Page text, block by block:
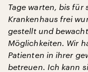
Tage warten, bis für
Krankenhaus frei
gestellt und
Möglichkeiten. Wir
Patienten in ihrer
betreuen. Ich kann